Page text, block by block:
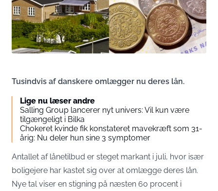
Tusindvis af danskere omlægger nu deres lån.
Lige nu læser andre
Salling Group lancerer nyt univers: Vil kun være
tilgængeligt i Bilka
Chokeret kvinde fik konstateret mavekræft som 31-
årig: Nu deler hun sine 3 symptomer
Antallet af lånetilbud er steget markant i juli, hvor især
boligejere har kastet sig over at omlægge deres lån.
Nye tal viser en stigning på næsten 60 procent i